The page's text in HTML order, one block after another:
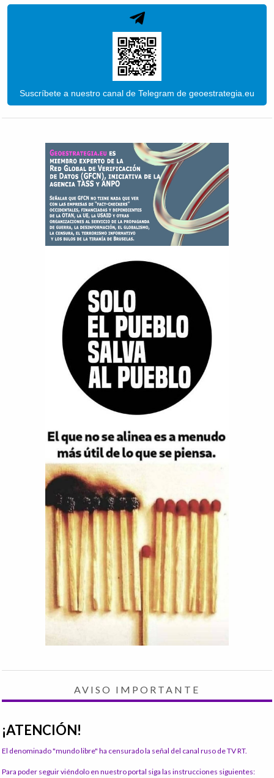
Suscríbete a nuestro canal de Telegram de geoestrategia.eu
AVISO IMPORTANTE
¡ATENCIÓN!
El denominado "mundo libre" ha censurado la señal del canal ruso de TV RT.
Para poder seguir viéndolo en nuestro portal siga las instrucciones siguientes: